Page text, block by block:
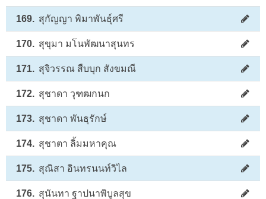
169. สุกัญญา พิมาพันธุ์ศรี
170. สุขุมา มโนพัฒนาสุนทร
171. สุจิวรรณ สืบบุก สังขมณี
172. สุชาดา วุฑฒกนก
173. สุชาดา พันธุรักษ์
174. สุชาตา ลิ้มมหาคุณ
175. สุณิสา อินทรนนท์วิไล
176. สุนันทา ฐาปนาพิบูลสุข